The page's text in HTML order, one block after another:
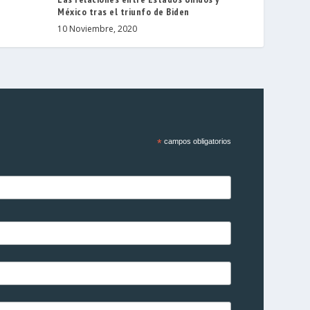
México tras el triunfo de Biden
10 Noviembre, 2020
*campos obligatorios